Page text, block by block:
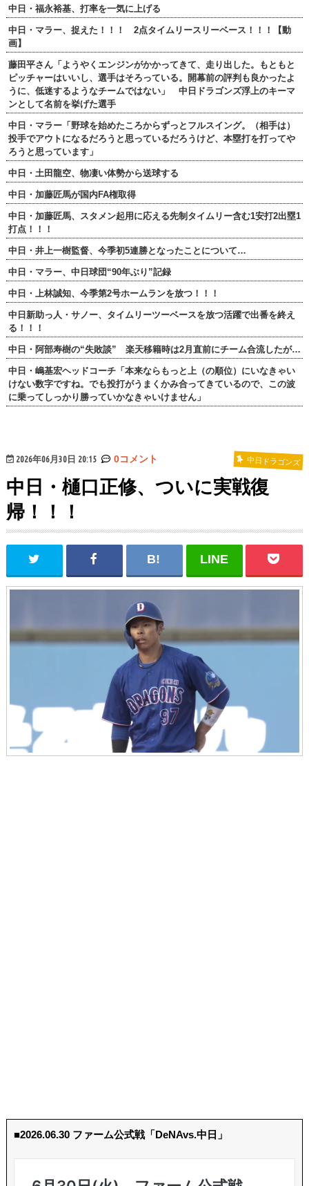
中日・福永裕基、打率を一気に上げる
中日・マラー、捉えた！！！ 2点タイムリースリーベース！！！【動
画】
藤田平さん「ようやくエンジンがかかってきて、走り出した。もともと
ピッチャーはいいし、選手はそろっている。開幕前の評判も良かったよ
うに、低迷するようなチームではない」 中日ドラゴンズ浮上のキーマ
ンとして名前を挙げた選手
中日・マラー「野球を始めたころからずっとフルスイング。（相手は）
投手でアウトになるだろうと思っているだろうけど、本塁打を打ってや
ろうと思っています」
中日・土田龍空、物凄い体勢から送球する
中日・加藤匠馬が国内FA権取得
中日・加藤匠馬、スタメン起用に応える先制タイムリー含む1安打2出塁1
打点！！！
中日・井上一樹監督、今季初5連勝となったことについて…
中日・マラー、中日球団“90年ぶり”記録
中日・上林誠知、今季第2号ホームランを放つ！！！
中日新助っ人・サノー、タイムリーツーベースを放つ活躍で出番を終え
る！！！
中日・阿部寿樹の“失敗談” 楽天移籍時は2月直前にチーム合流したが…
中日・嶋基宏ヘッドコーチ「本来ならもっと上（の順位）にいなきゃい
けない数字ですね。でも投打がうまくかみ合ってきているので、この波
に乗ってしっかり勝っていかなきゃいけません」
2026年06月30日 20:15 0コメント 中日ドラゴンズ
中日・樋口正修、ついに実戦復
帰！！！
■2026.06.30 ファーム公式戦「DeNAvs.中日」